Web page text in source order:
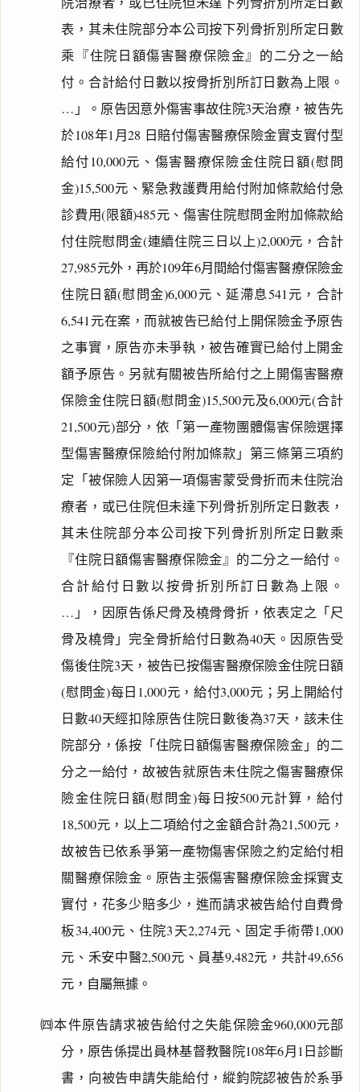
表，其未住院部分本公司按下列骨折別所定日數
乘『住院日額傷害醫療保險金』的二分之一給
付。合計給付日數以按骨折別所訂日數為上限。
…」。原告因意外傷害事故住院3天治療，被告先
於108年1月28 日賠付傷害醫療保險金實支實付型
給付10,000元、傷害醫療保險金住院日額(慰問
金)15,500元、緊急救護費用給付附加條款給付急
診費用(限額)485元、傷害住院慰問金附加條款給
付住院慰問金(連續住院三日以上)2,000元，合計
27,985元外，再於109年6月間給付傷害醫療保險金
住院日額(慰問金)6,000元、延滯息541元，合計
6,541元在案，而就被告已給付上開保險金予原告
之事實，原告亦未爭執，被告確實已給付上開金
額予原告。另就有關被告所給付之上開傷害醫療
保險金住院日額(慰問金)15,500元及6,000元(合計
21,500元)部分，依「第一產物團體傷害保險選擇
型傷害醫療保險給付附加條款」第三條第三項約
定「被保險人因第一項傷害蒙受骨折而未住院治
療者，或已住院但未達下列骨折別所定日數表，
其未住院部分本公司按下列骨折別所定日數乘
『住院日額傷害醫療保險金』的二分之一給付。
合計給付日數以按骨折別所訂日數為上限。
…」，因原告係尺骨及橈骨骨折，依表定之「尺
骨及橈骨」完全骨折給付日數為40天。因原告受
傷後住院3天，被告已按傷害醫療保險金住院日額
(慰問金)每日1,000元，給付3,000元；另上開給付
日數40天經扣除原告住院日數後為37天，該未住
院部分，係按「住院日額傷害醫療保險金」的二
分之一給付，故被告就原告未住院之傷害醫療保
險金住院日額(慰問金)每日按500元計算，給付
18,500元，以上二項給付之金額合計為21,500元，
故被告已依系爭第一產物傷害保險之約定給付相
關醫療保險金。原告主張傷害醫療保險金採實支
實付，花多少賠多少，進而請求被告給付自費骨
板34,400元、住院3天2,274元、固定手術帶1,000
元、禾安中醫2,500元、員基9,482元，共計49,656
元，自屬無據。
㈣本件原告請求被告給付之失能保險金960,000元部
分，原告係提出員林基督教醫院108年6月1日診斷
書，向被告申請失能給付，縱鈞院認被告於系爭